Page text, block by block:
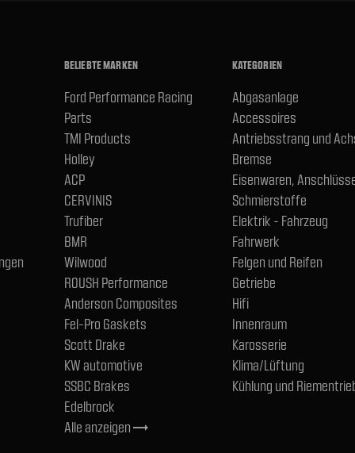
BELIEBTE MARKEN
Ford Performance Racing
Parts
TMI Products
Holley
ACP
CERVINIS
Trufiber
BMR
Wilwood
ROUSH Performance
Anderson Composites
Fel-Pro Gaskets
Scott Drake
KW automotive
SSBC Brakes
Edelbrock
Alle anzeigentrending_flat
KATEGORIEN
Abgasanlage
Accessoires
Antriebsstrang und
Bremse
Eisenwaren,
Schmierstoffe
Elektrik - Fahrzeug
Fahrwerk
Felgen und Reifen
Getriebe
Hifi
Innenraum
Karosserie
Klima/Lüftung
Kühlung und